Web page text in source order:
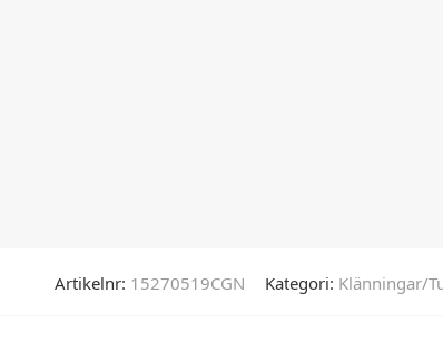
Artikelnr: 15270519CGN Kategori: Klänningar/